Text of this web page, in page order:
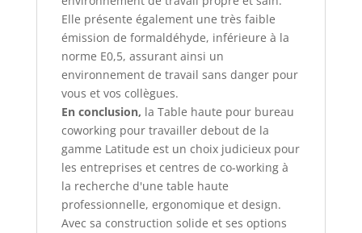
Elle présente également une très faible
émission de formaldéhyde, inférieure à la
norme E0,5, assurant ainsi un
environnement de travail sans danger pour
vous et vos collègues.
En conclusion, la Table haute pour bureau
coworking pour travailler debout de la
gamme Latitude est un choix judicieux pour
les entreprises et centres de co-working à
la recherche d'une table haute
professionnelle, ergonomique et design.
Avec sa construction solide et ses options